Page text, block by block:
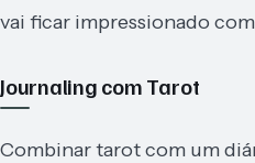
vai ficar impressionado
Journaling com Tarot
Combinar tarot com um